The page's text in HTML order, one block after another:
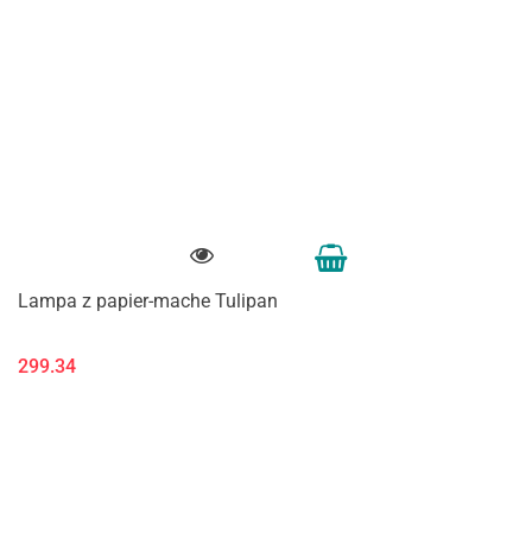
Lampa z papier-mache Tulipan
299.34